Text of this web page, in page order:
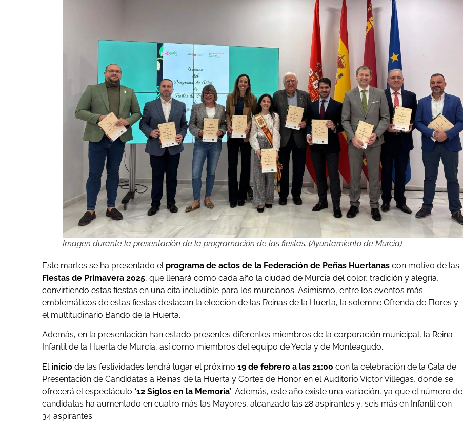
Imagen durante la presentación de la programación de las fiestas. (Ayuntamiento de Murcia)
Este martes se ha presentado el programa de actos de la Federación de Peñas Huertanas con motivo de las
Fiestas de Primavera 2025, que llenará como cada año la ciudad de Murcia del color, tradición y alegría,
convirtiendo estas fiestas en una cita ineludible para los murcianos. Asimismo, entre los eventos más
emblemáticos de estas fiestas destacan la elección de las Reinas de la Huerta, la solemne Ofrenda de Flores y
el multitudinario Bando de la Huerta.
Además, en la presentación han estado presentes diferentes miembros de la corporación municipal, la Reina
Infantil de la Huerta de Murcia, así como miembros del equipo de Yecla y de Monteagudo.
El inicio de las festividades tendrá lugar el próximo 19 de febrero a las 21:00 con la celebración de la Gala de
Presentación de Candidatas a Reinas de la Huerta y Cortes de Honor en el Auditorio Víctor Villegas, donde se
ofrecerá el espectáculo ‘12 Siglos en la Memoria’. Además, este año existe una variación, ya que el número de
candidatas ha aumentado en cuatro más las Mayores, alcanzado las 28 aspirantes y, seis más en Infantil con
34 aspirantes.